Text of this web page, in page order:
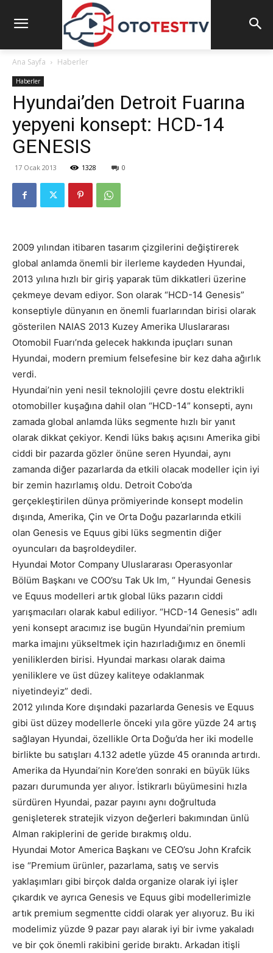
Ana Sayfa Haberler
Haberler
Hyundai’den Detroit Fuarına
yepyeni konsept: HCD-14
GENESIS
17 Ocak 2013 1328 0
2009 yılından itibaren tasarım çizgilerini değiştirerek
global anlamda önemli bir ilerleme kaydeden Hyundai,
2013 yılına hızlı bir giriş yaparak tüm dikkatleri üzerine
çekmeye devam ediyor. Son olarak “HCD-14 Genesis”
konseptiyle dünyanın en önemli fuarlarından birisi olarak
gösterilen NAIAS 2013 Kuzey Amerika Uluslararası
Otomobil Fuarı’nda gelecek hakkında ipuçları sunan
Hyundai, modern premium felsefesine bir kez daha ağırlık
verdi.
Hyundai’nin yeni nesil teknolojili çevre dostu elektrikli
otomobiller kuşağına dahil olan “HCD-14” konsepti, aynı
zamada global anlamda lüks segmente hızlı bir yanıt
olarak dikkat çekiyor. Kendi lüks bakış açısını Amerika gibi
ciddi bir pazarda gözler önüne seren Hyundai, aynı
zamanda diğer pazarlarda da etkili olacak modeller için iyi
bir zemin hazırlamış oldu. Detroit Cobo’da
gerçekleştirilen dünya prömiyerinde konsept modelin
dışında, Amerika, Çin ve Orta Doğu pazarlarında etkili
olan Genesis ve Equus gibi lüks segmentin diğer
oyuncuları da başroldeydiler.
Hyundai Motor Company Uluslararası Operasyonlar
Bölüm Başkanı ve COO’su Tak Uk Im, “ Hyundai Genesis
ve Equus modelleri artık global lüks pazarın ciddi
yarışmacıları olarak kabul ediliyor. “HCD-14 Genesis” adlı
yeni konsept aracımız ise bugün Hyundai’nin premium
marka imajını yükseltmek için hazırladığımız en önemli
yeniliklerden birisi. Hyundai markası olarak daima
yeniliklere ve üst düzey kaliteye odaklanmak
niyetindeyiz” dedi.
2012 yılında Kore dışındaki pazarlarda Genesis ve Equus
gibi üst düzey modellerle önceki yıla göre yüzde 24 artış
sağlayan Hyundai, özellikle Orta Doğu’da her iki modelle
birlikte bu satışları 4.132 adetle yüzde 45 oranında artırdı.
Amerika da Hyundai’nin Kore’den sonraki en büyük lüks
pazarı durumunda yer alıyor. İstikrarlı büyümesini hızla
sürdüren Hyundai, pazar payını aynı doğrultuda
genişleterek stratejik vizyon değerleri bakımından ünlü
Alman rakiplerini de geride bırakmış oldu.
Hyundai Motor America Başkanı ve CEO’su John Krafcik
ise “Premium ürünler, pazarlama, satış ve servis
yaklaşımları gibi birçok dalda organize olarak iyi işler
çıkardık ve ayrıca Genesis ve Equus gibi modellerimizle
artık premium segmentte ciddi olarak yer alıyoruz. Bu iki
modelimiz yüzde 9 pazar payı alarak iyi bir ivme yakaladı
ve bir çok önemli rakibini geride bıraktı. Arkadan itişli